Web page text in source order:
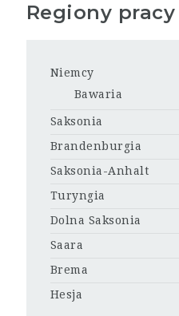
Regiony pracy
Niemcy
Bawaria
Saksonia
Brandenburgia
Saksonia-Anhalt
Turyngia
Dolna Saksonia
Saara
Brema
Hesja